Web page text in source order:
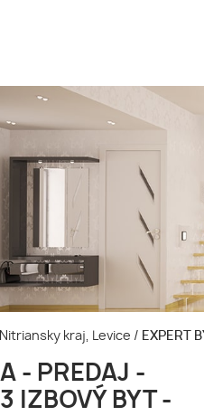
kraj, Levice / EXPERT
- PREDAJ -
IZBOVÝ BYT -